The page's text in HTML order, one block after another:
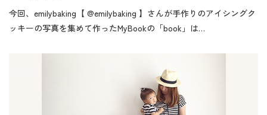
今回、emilybaking【 @emilybaking 】さんが手作りのアイシングク
ッキーの写真を集めて作ったMyBookの「book」は…